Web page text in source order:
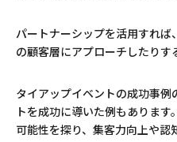
パートナーシップを活用すれ
の顧客層にアプローチしたりす
タイアップイベントの成功事
トを成功に導いた例もありま
可能性を探り、集客力向上や認